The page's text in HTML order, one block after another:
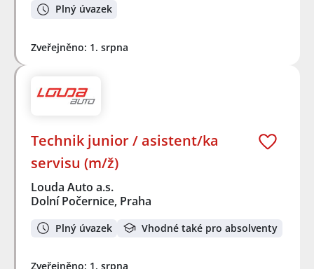
Plný úvazek
Zveřejněno: 1. srpna
Technik junior / asistent/ka
servisu (m/ž)
Louda Auto a.s.
Dolní Počernice, Praha
Plný úvazek Vhodné také pro absolventy
Zveřejněno: 1. srpna